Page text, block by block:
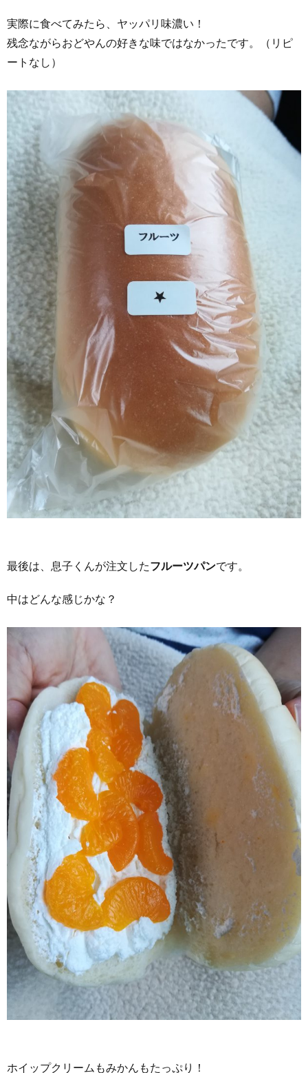
実際に食べてみたら、ヤッパリ味濃い！
残念ながらおどやんの好きな味ではなかったです。（リピ
ートなし）
最後は、息子くんが注文したフルーツパンです。
中はどんな感じかな？
ホイップクリームもみかんもたっぷり！